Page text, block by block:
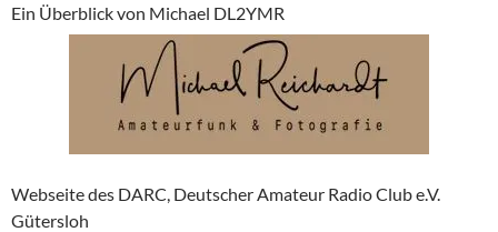
Ein Überblick von Michael DL2YMR
Webseite des DARC, Deutscher Amateur Radio Club e.V.
Gütersloh